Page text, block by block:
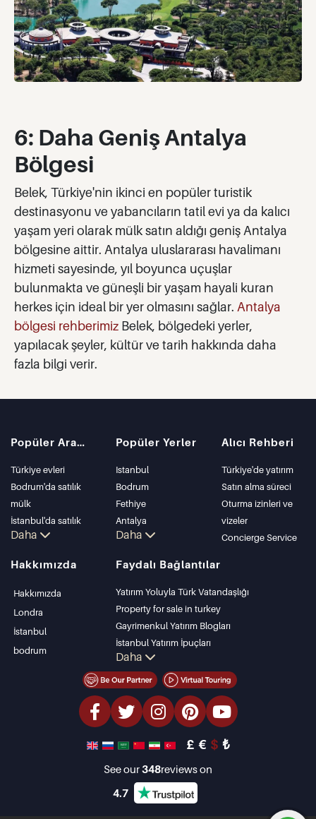
6: Daha Geniş Antalya
Bölgesi
Belek, Türkiye'nin ikinci en popüler turistik
destinasyonu ve yabancıların tatil evi ya da kalıcı
yaşam yeri olarak mülk satın aldığı geniş Antalya
bölgesine aittir. Antalya uluslararası havalimanı
hizmeti sayesinde, yıl boyunca uçuşlar
bulunmakta ve güneşli bir yaşam hayali kuran
herkes için ideal bir yer olmasını sağlar. Antalya
bölgesi rehberimiz Belek, bölgedeki yerler,
yapılacak şeyler, kültür ve tarih hakkında daha
fazla bilgi verir.
Popüler Aramalar
Türkiye evleri
Bodrum'da satılık
mülk
İstanbul'da satılık
daire
Bodrum Villası
Antalya'da satılık
Daha
Popüler Yerler
Istanbul
Bodrum
Fethiye
Antalya
Kalkan
Kas
Bursa
Gocek
Side
Kemer
Dalyan
Izmir
Belek
Daha
Alıcı Rehberi
Türkiye'de yatırım
Satın alma süreci
Oturma izinleri ve
vizeler
Concierge Service
Hakkımızda
Hakkımızda
Londra
İstanbul
bodrum
Faydalı Bağlantılar
Yatırım Yoluyla Türk Vatandaşlığı
Property for sale in turkey
Gayrimenkul Yatırım Blogları
İstanbul Yatırım İpuçları
PropertyTurkey TV
İstanbul Yatırım Gayrimenkulleri
Mülkünüzü Satmak
Uygun Fiyatlı Emlaklar
Denize Sıfır Tesisler
lüks Özellikler
Daha
£ € $ ₺
See our348reviews on
4.7